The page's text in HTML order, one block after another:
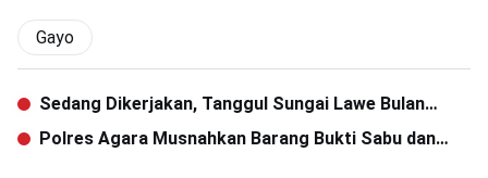
Gayo
Sedang Dikerjakan, Tanggul Sungai Lawe Bulan
Jebol Dihantam Banjir
Polres Agara Musnahkan Barang Bukti Sabu dan